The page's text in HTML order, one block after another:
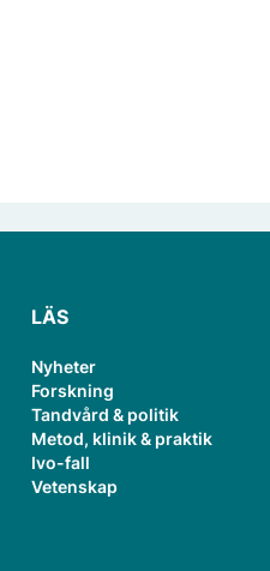
LÄS
Nyheter
Forskning
Tandvård & politik
Metod, klinik & praktik
Ivo-fall
Vetenskap